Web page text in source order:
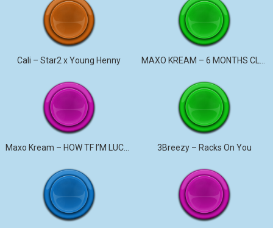
Cali – Star2 x Young Henny
Maxo Kream – HOW TF I’M LUCKY 3Breezy – Racks On You